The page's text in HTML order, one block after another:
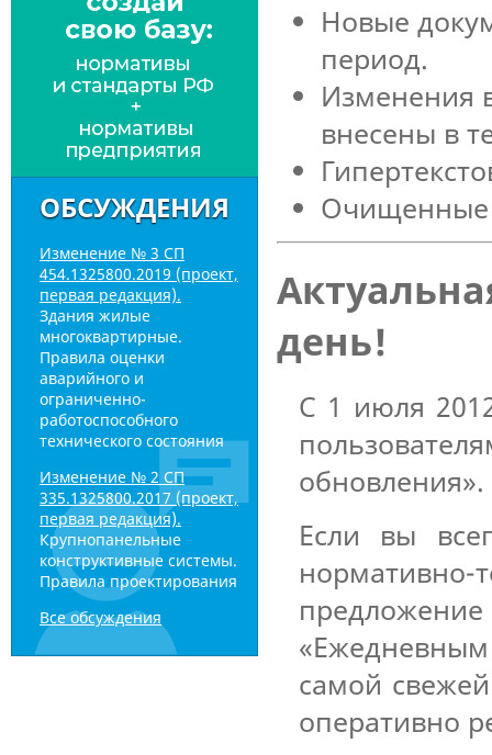
ОБСУЖДЕНИЯ
Изменение № 3 СП
454.1325800.2019 (проект,
первая редакция).
Здания жилые
многоквартирные.
Правила оценки
аварийного и
ограниченно-
работоспособного
технического состояния
Изменение № 2 СП
335.1325800.2017 (проект,
первая редакция).
Крупнопанельные
конструктивные системы.
Правила проектирования
Все обсуждения
Новые
период.
Изменения
внесены в
Очищенные
день!
С 1 июля
обновления».
Если вы
самой
оперативно